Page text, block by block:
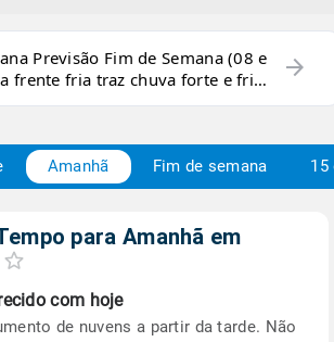
Previsão Fim de Semana (08 e
frente fria traz chuva forte e frio
país
arrow_forward
Amanhã Fim de semana 15
para Amanhã em
com hoje
de nuvens a partir da tarde. Não